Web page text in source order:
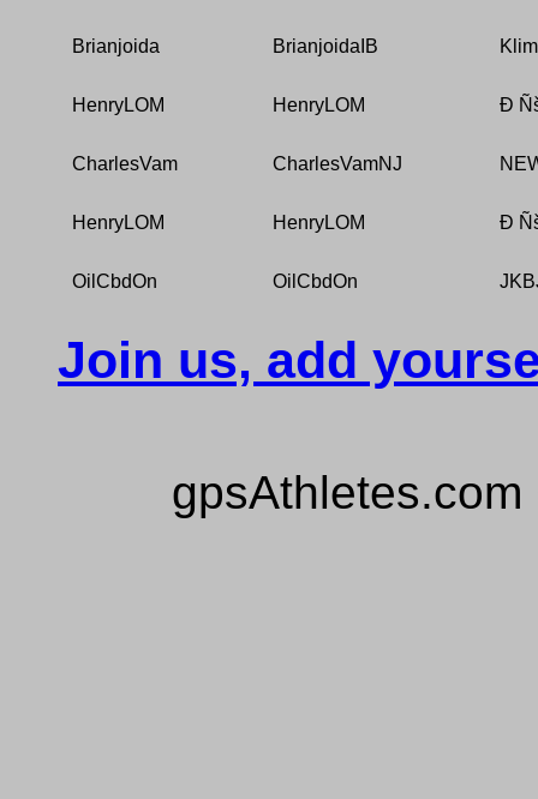
Brianjoida BrianjoidaIB
HenryLOM HenryLOM Ð
CharlesVam CharlesVamNJ
HenryLOM HenryLOM Ð
OilCbdOn OilCbdOn
Join us, add